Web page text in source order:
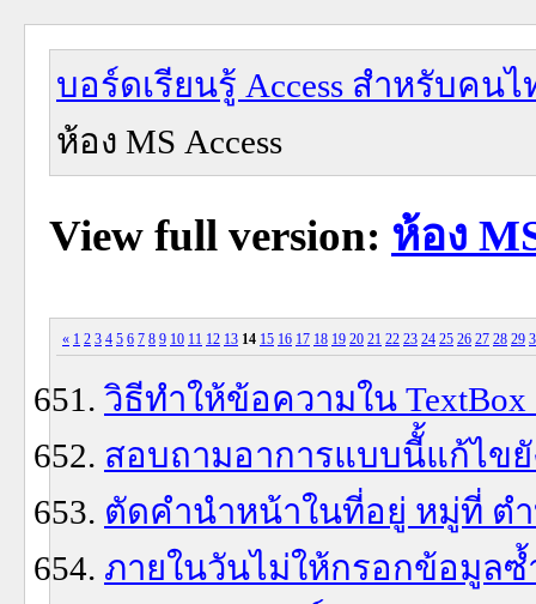
บอร์ดเรียนรู้ Access สำหรับคนไ
ห้อง MS Access
View full version: ห้อง
« 1 2 3 4 5 6 7 8 9 10 11 12 13 14 15 16 17 18 19 20 21 22 23 24 25 26 27 28 29
วิธีทำให้ข้อความใน
สอบถามอาการแบบนีั้แก้ไขยั
ตัดคำนำหน้าในที่อยู่ หมู่ที่ ตำ
ภายในวันไม่ให้กรอกข้อมูลซ้